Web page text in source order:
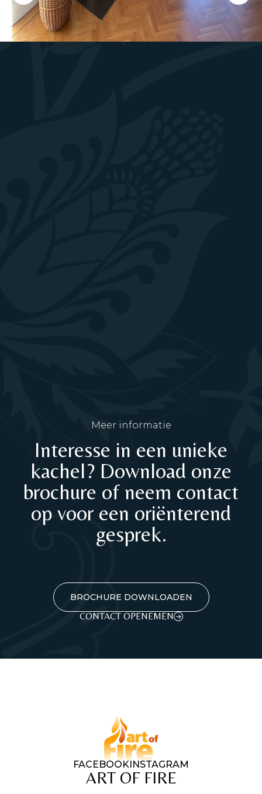
Meer informatie
Interesse in een unieke
kachel? Download onze
brochure of neem contact
op voor een oriënterend
gesprek.
BROCHURE DOWNLOADEN
CONTACT OPENEMEN
FACEBOOKINSTAGRAM
ART OF FIRE